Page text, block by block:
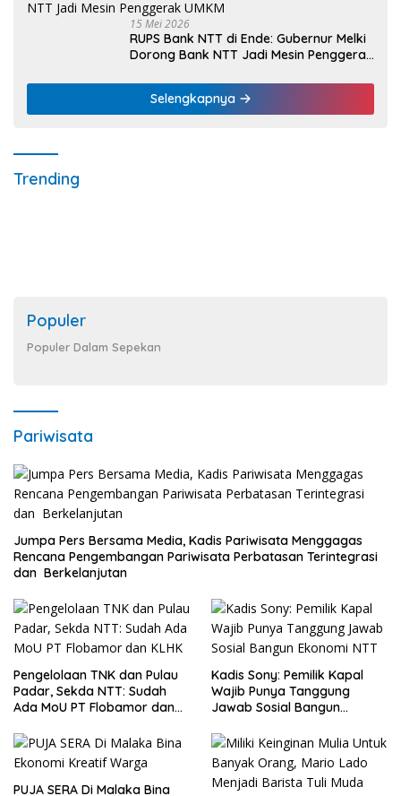
15 Mei 2026
RUPS Bank NTT di Ende: Gubernur Melki
Dorong Bank NTT Jadi Mesin Penggerak
Selengkapnya
Trending
Populer
Populer Dalam Sepekan
Pariwisata
Jumpa Pers Bersama Media, Kadis Pariwisata Menggagas
Rencana Pengembangan Pariwisata Perbatasan Terintegrasi
dan Berkelanjutan
Pengelolaan TNK dan Pulau
Padar, Sekda NTT: Sudah
Ada MoU PT Flobamor dan
Kadis Sony: Pemilik Kapal
Wajib Punya Tanggung
Jawab Sosial Bangun
PUJA SERA Di Malaka Bina